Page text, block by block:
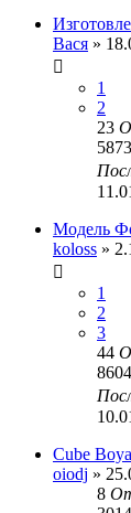
Вася »
1
2
23
Модель
koloss »
1
2
3
44
Cube
oiodj »
8